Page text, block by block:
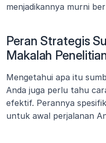
menjadikannya murni
Peran Strategis
Makalah
Mengetahui apa itu
Anda juga perlu tahu
efektif. Perannya
untuk awal perjalanan